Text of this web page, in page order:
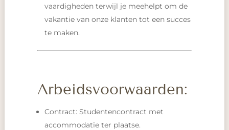
vaardigheden terwijl je meehelpt om de
vakantie van onze klanten tot een succes
te maken.
Arbeidsvoorwaarden:
Contract: Studentencontract met
accommodatie ter plaatse.